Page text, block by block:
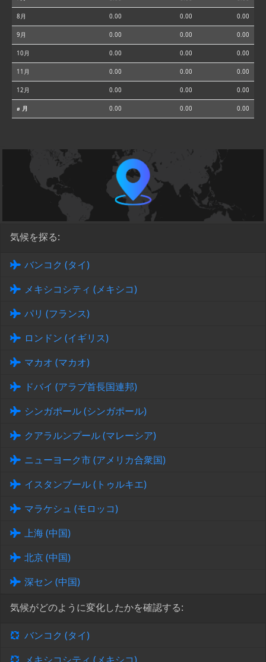
8月 0.00 0.00 0.00
9月 0.00 0.00 0.00
10月 0.00 0.00 0.00
11月 0.00 0.00 0.00
12月 0.00 0.00 0.00
⌀ 月 0.00 0.00 0.00
気候を探る:
バンコク (タイ)
メキシコシティ (メキシコ)
パリ (フランス)
ロンドン (イギリス)
マカオ (マカオ)
ドバイ (アラブ首長国連邦)
シンガポール (シンガポール)
クアラルンプール (マレーシア)
ニューヨーク市 (アメリカ合衆国)
イスタンブール (トゥルキエ)
マラケシュ (モロッコ)
上海 (中国)
北京 (中国)
深セン (中国)
気候がどのように変化したかを確認する:
バンコク (タイ)